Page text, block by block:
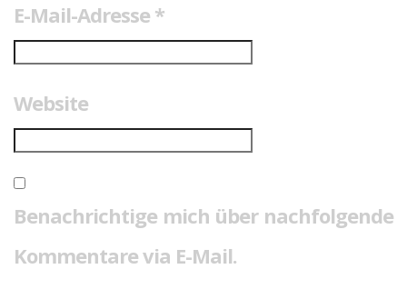
E-Mail-Adresse *
Website
Benachrichtige mich über nachfolgende
Kommentare via E-Mail.